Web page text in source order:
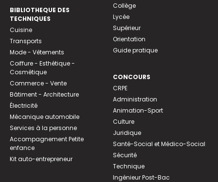
BIBLIOTHEQUE DES
TECHNIQUES
Cuisine
Transports
Mode - Vêtements
Coiffure - Esthétique -
Cosmétique
Commerce - Vente
Bâtiment - Architecture
Électricité
Mécanique automobile
Services à la personne
Accompagnement Petite
enfance
Kit auto-entrepreneur
Collège
Lycée
Supérieur
Orientation
Guide pratique
CONCOURS
CRPE
Administration
Animation-Sport
Culture
Juridique
Santé-Social et Médico-Social
Sécurité
Technique
Ingénieur Post-Bac